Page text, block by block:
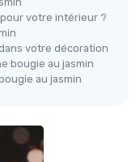
votre intérieur ?
votre décoration
bougie au jasmin
au jasmin